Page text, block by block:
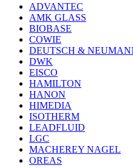
ADVANTEC
AMK GLASS
BIOBASE
COWIE
DEUTSCH &
DWK
EISCO
HAMILTON
HANON
HIMEDIA
ISOTHERM
LEADFLUID
LGC
MACHEREY NAGEL
OREAS